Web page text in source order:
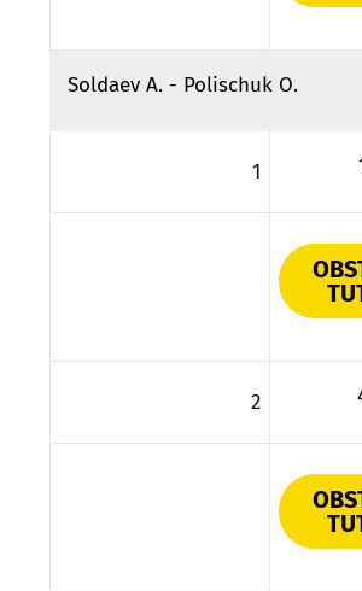
Soldaev A. - Polischuk O.
1
2